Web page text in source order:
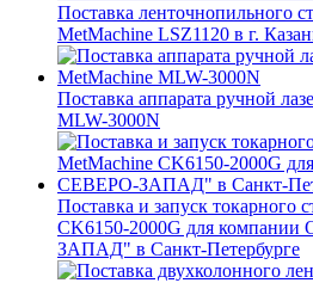
Поставка ленточнопильного
MetMachine LSZ1120 в г.
Поставка аппарата ручной
MLW-3000N
Поставка и запуск токарного
CK6150-2000G для
ЗАПАД" в Санкт-Петербурге